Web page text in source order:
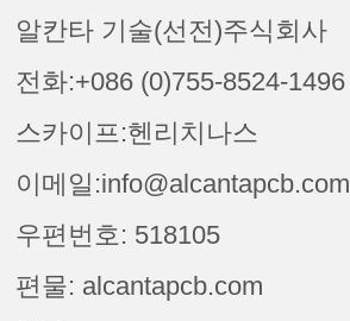
알칸타 기술(선전)주식회사
전화:+086 (0)755-8524-1496
스카이프:헨리치나스
이메일:info@alcantapcb.com
우편번호: 518105
편물: alcantapcb.com